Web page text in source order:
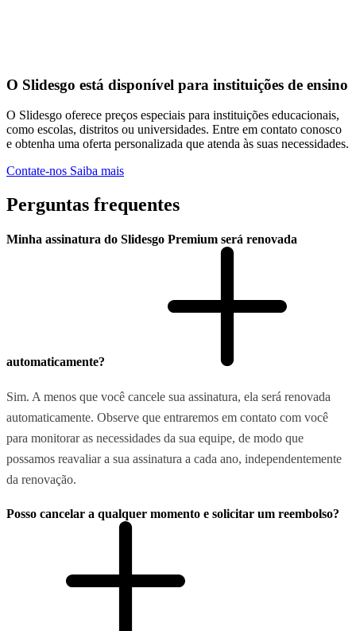
O Slidesgo está disponível para instituições de ensino
O Slidesgo oferece preços especiais para instituições educacionais,
como escolas, distritos ou universidades. Entre em contato conosco
e obtenha uma oferta personalizada que atenda às suas necessidades.
Contate-nos Saiba mais
Perguntas frequentes
Minha assinatura do Slidesgo Premium será renovada
automaticamente?
Sim. A menos que você cancele sua assinatura, ela será renovada
automaticamente. Observe que entraremos em contato com você
para monitorar as necessidades da sua equipe, de modo que
possamos reavaliar a sua assinatura a cada ano, independentemente
da renovação.
Posso cancelar a qualquer momento e solicitar um reembolso?